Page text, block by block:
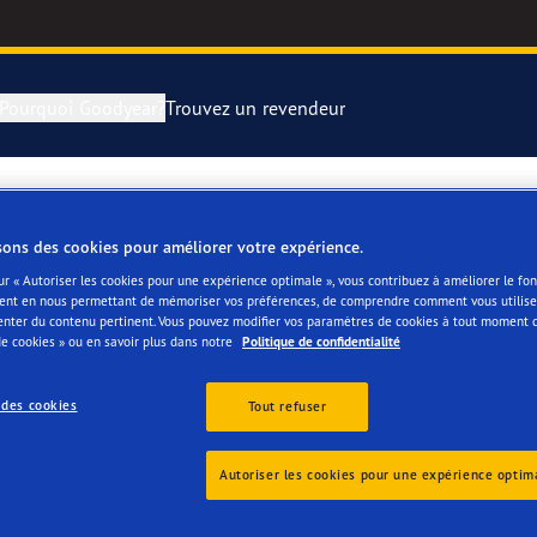
Pourquoi Goodyear?
F1 SuperSport
Performance 2
F1 Asymmetric 6
Trouvez un revendeur
des cookies pour améliorer votre expérience.
« Autoriser les cookies pour une expérience optimale », vous contribuez à améliorer le
en nous permettant de mémoriser vos préférences, de comprendre comment vous
du contenu pertinent. Vous pouvez modifier vos paramètres de cookies à tout moment
cookies » ou en savoir plus dans notre Politique de confidentialité
cookies Tout refuser
Autoriser les cookies pour une expérience